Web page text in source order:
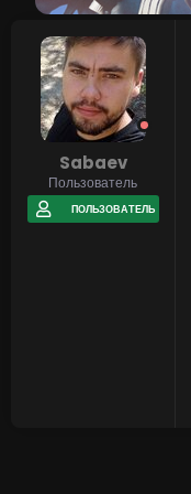
Sabaev
Пользователь
ПОЛЬЗОВАТЕЛЬ